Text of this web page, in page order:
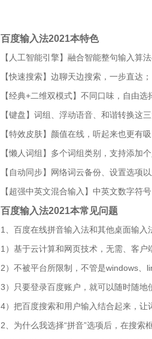
百度输入法2021本特色
【人工智能引擎】融合智能整句输入算
【快速搜索】边聊天边搜索，一步直达；
【经典+二维双模式】不同口味，自由选
【键盘】词组、浮动语音、和谐转换这
【特效皮肤】颜值在线，听起来也更有
【懒人词组】多个词组类别，支持添加个
【自动同步】网络词云备份、设置选项
【超强中英文混合输入】中英文数字符号
百度输入法2021本常见问题
1、百度在线拼音输入法和其他桌面输入
1）基于云计算和网页技术，无需、客户
2）不被平台所限制，不管是windows、
3）只要登录百度账户，就可以随时随地
4）把百度搜索和用户输入结合起来，让
2、为什么我选择“拼音”选项后，在搜